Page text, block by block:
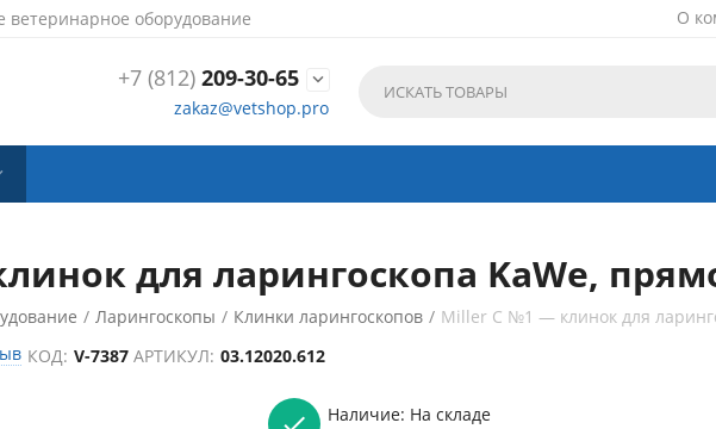
ветеринарное оборудование О
+7 (812)209-30-65 
zakaz@vetshop.pro
для ларингоскопа KaWe,
/ Ларингоскопы / Клинки ларингоскопов / Miller С №1 — клинок для
КОД: V-7387 АРТИКУЛ: 03.12020.612
Наличие: На складе